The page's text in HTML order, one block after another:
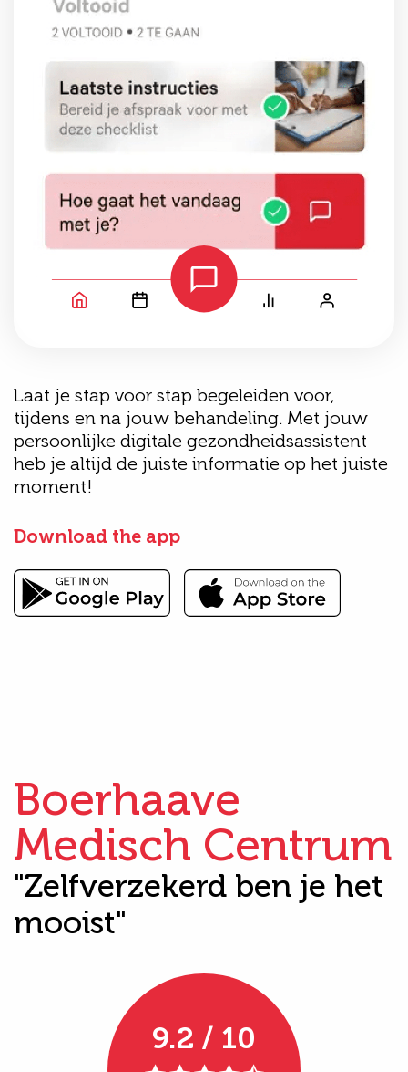
Laat je stap voor stap begeleiden voor,
tijdens en na jouw behandeling. Met jouw
persoonlijke digitale gezondheidsassistent
heb je altijd de juiste informatie op het juiste
moment!
Download the app
Boerhaave
Medisch Centrum
"Zelfverzekerd ben je het
mooist"
9.2 / 10